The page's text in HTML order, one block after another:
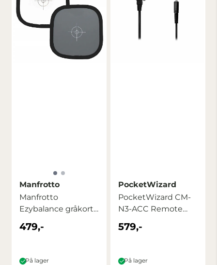
Manfrotto
Manfrotto
Ezybalance gråkort
18% 30cm
479,-
På lager
PocketWizard
PocketWizard CM-
N3-ACC Remote
Pre-Trigger Cable
579,-
På lager